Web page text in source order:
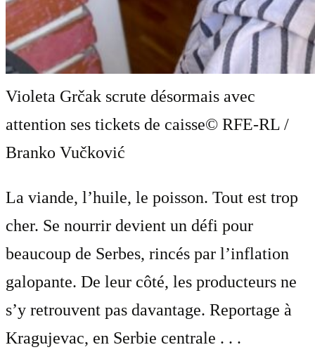
Violeta Grčak scrute désormais avec
attention ses tickets de caisse© RFE-RL /
Branko Vučković
La viande, l’huile, le poisson. Tout est trop
cher. Se nourrir devient un défi pour
beaucoup de Serbes, rincés par l’inflation
galopante. De leur côté, les producteurs ne
s’y retrouvent pas davantage. Reportage à
Kragujevac, en Serbie centrale . . .